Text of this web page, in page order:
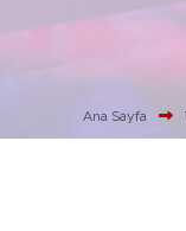
Ana Sayfa